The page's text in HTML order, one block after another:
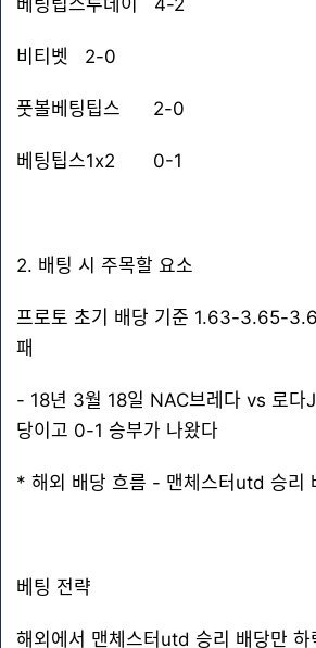
베팅팁스투데이 4-2
비티벳 2-0
풋볼베팅팁스 2-0
베팅팁스1x2 0-1
2. 배팅 시 주목할 요소
프로토 초기 배당 기준 1.63-3.65-
패
- 18년 3월 18일 NAC브레다 vs 로다
당이고 0-1 승부가 나왔다
* 해외 배당 흐름 - 맨체스터utd 승리
베팅 전략
해외에서 맨체스터utd 승리 배당만 하